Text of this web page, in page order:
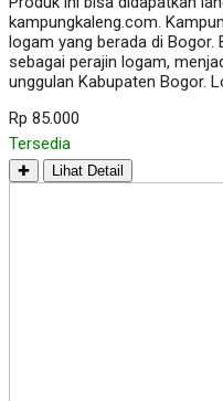
kampungkaleng.com.
logam yang berada di Bogor.
sebagai perajin logam,
unggulan Kabupaten Bogor.
Rp 85.000
Tersedia
✚ Lihat Detail